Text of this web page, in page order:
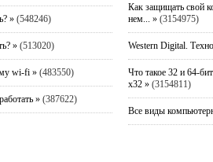
»(548246)
»(513020)
wi-fi »(483550)
»(387622)
Как защищать свой
нем... »(3154975)
Western Digital.
Что такое 32 и 64-
x32 »(3154811)
Все виды